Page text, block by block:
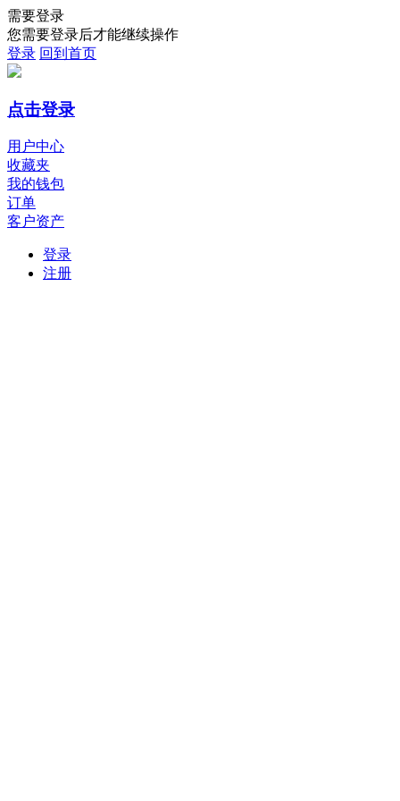
需要登录
您需要登录后才能继续操作
登录 回到首页
点击登录
用户中心
收藏夹
我的钱包
订单
客户资产
登录
注册